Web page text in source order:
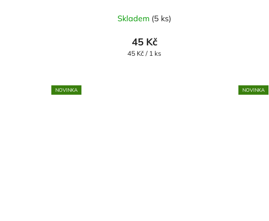
Skladem (5 ks)
45 Kč
Měrná
45 Kč / 1 ks
NOVINKA NOVINKA